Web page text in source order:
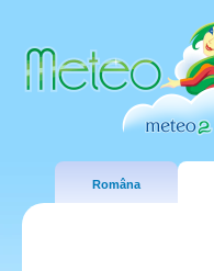
Româna